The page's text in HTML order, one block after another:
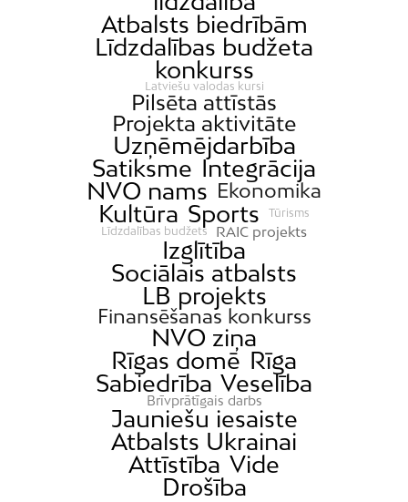
Atbalsts biedrībām
Līdzdalības budžeta
konkurss
Latviešu valodas kursi
Pilsēta attīstās
Projekta aktivitāte
Uzņēmējdarbība
Satiksme Integrācija
NVO nams Ekonomika
Kultūra Sports
Tūrisms
Līdzdalības budžets
RAIC projekts
Izglītība
Sociālais atbalsts
LB projekts
Finansēšanas konkurss
NVO ziņa
Rīgas domē Rīga
Sabiedrība Veselība
Brīvprātīgais darbs
Jauniešu iesaiste
Atbalsts Ukrainai
Attīstība Vide
Drošība